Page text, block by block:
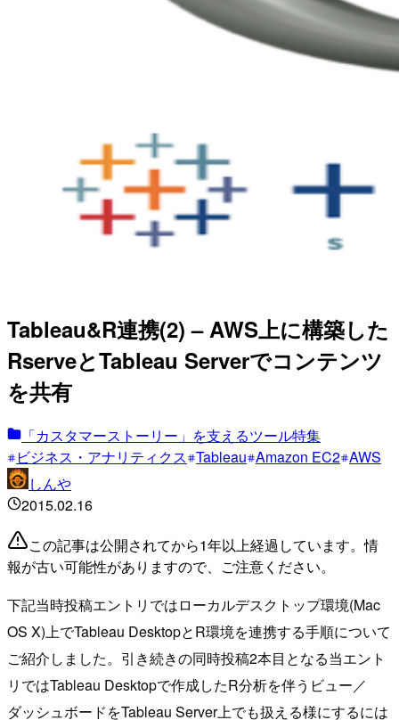
Tableau&R連携(2) – AWS上に構築した
RserveとTableau Serverでコンテンツ
を共有
「カスタマーストーリー」を支えるツール特集
ビジネス・アナリティクス Tableau Amazon EC2 AWS
しんや
2015.02.16
この記事は公開されてから1年以上経過しています。情
報が古い可能性がありますので、ご注意ください。
下記当時投稿エントリではローカルデスクトップ環境(Mac
OS X)上でTableau DesktopとR環境を連携する手順について
ご紹介しました。引き続きの同時投稿2本目となる当エント
リではTableau Desktopで作成したR分析を伴うビュー／
ダッシュボードをTableau Server上でも扱える様にするには